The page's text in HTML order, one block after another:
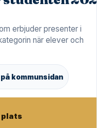
erbjuder presenter i
när elever och
kommunsidan
plats